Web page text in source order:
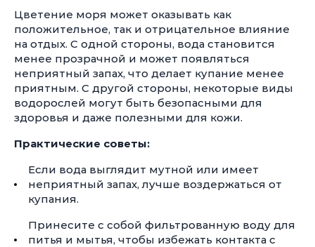
Цветение моря может оказывать как
положительное, так и отрицательное влияние
на отдых. С одной стороны, вода становится
менее прозрачной и может появляться
неприятный запах, что делает купание менее
приятным. С другой стороны, некоторые виды
водорослей могут быть безопасными для
здоровья и даже полезными для кожи.
Практические советы:
Если вода выглядит мутной или имеет
неприятный запах, лучше воздержаться от
купания.
Принесите с собой фильтрованную воду для
питья и мытья, чтобы избежать контакта с